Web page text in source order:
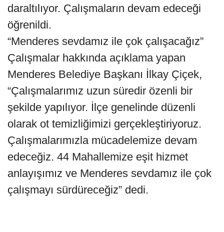
daraltılıyor. Çalışmaların devam edeceği
öğrenildi.
“Menderes sevdamız ile çok çalışacağız”
Çalışmalar hakkında açıklama yapan
Menderes Belediye Başkanı İlkay Çiçek,
“Çalışmalarımız uzun süredir özenli bir
şekilde yapılıyor. İlçe genelinde düzenli
olarak ot temizliğimizi gerçekleştiriyoruz.
Çalışmalarımızla mücadelemize devam
edeceğiz. 44 Mahallemize eşit hizmet
anlayışımız ve Menderes sevdamız ile çok
çalışmayı sürdüreceğiz” dedi.